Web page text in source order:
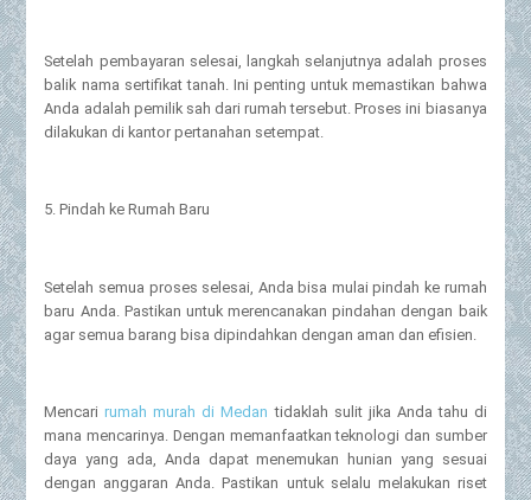
Setelah pembayaran selesai, langkah selanjutnya adalah proses
balik nama sertifikat tanah. Ini penting untuk memastikan bahwa
Anda adalah pemilik sah dari rumah tersebut. Proses ini biasanya
dilakukan di kantor pertanahan setempat.
5. Pindah ke Rumah Baru
Setelah semua proses selesai, Anda bisa mulai pindah ke rumah
baru Anda. Pastikan untuk merencanakan pindahan dengan baik
agar semua barang bisa dipindahkan dengan aman dan efisien.
Mencarirumah murah di Medan tidaklah sulit jika Anda tahu di
mana mencarinya. Dengan memanfaatkan teknologi dan sumber
daya yang ada, Anda dapat menemukan hunian yang sesuai
dengan anggaran Anda. Pastikan untuk selalu melakukan riset